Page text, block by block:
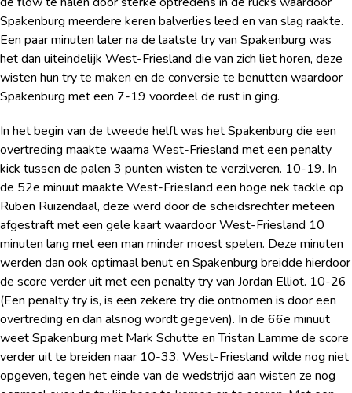
Spakenburg meerdere keren balverlies leed en van slag raakte.
Een paar minuten later na de laatste try van Spakenburg was
het dan uiteindelijk West-Friesland die van zich liet horen, deze
wisten hun try te maken en de conversie te benutten waardoor
Spakenburg met een 7-19 voordeel de rust in ging.
In het begin van de tweede helft was het Spakenburg die een
overtreding maakte waarna West-Friesland met een penalty
kick tussen de palen 3 punten wisten te verzilveren. 10-19. In
de 52e minuut maakte West-Friesland een hoge nek tackle op
Ruben Ruizendaal, deze werd door de scheidsrechter meteen
afgestraft met een gele kaart waardoor West-Friesland 10
minuten lang met een man minder moest spelen. Deze minuten
werden dan ook optimaal benut en Spakenburg breidde hierdoor
de score verder uit met een penalty try van Jordan Elliot. 10-26
(Een penalty try is, is een zekere try die ontnomen is door een
overtreding en dan alsnog wordt gegeven). In de 66e minuut
weet Spakenburg met Mark Schutte en Tristan Lamme de score
verder uit te breiden naar 10-33. West-Friesland wilde nog niet
opgeven, tegen het einde van de wedstrijd aan wisten ze nog